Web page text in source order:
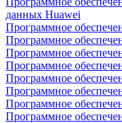
данных Huawei
Программное
Программное
Программное
Программное
Программное
Программное
Программное
Программное